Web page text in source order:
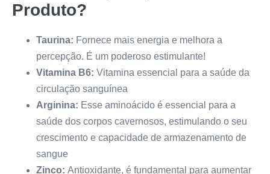
Produto?
Taurina: Fornece mais energia e melhora a
percepção. É um poderoso estimulante!
Vitamina B6: Vitamina essencial para a saúde da
circulação sanguínea
Arginina: Esse aminoácido é essencial para a
saúde dos corpos cavernosos, estimulando o seu
crescimento e capacidade de armazenamento de
sangue
Zinco: Antioxidante, é fundamental para aumentar